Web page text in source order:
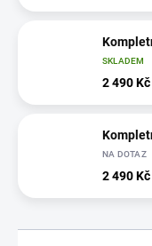
SKLADEM
2 490 Kč
NA DOTAZ
2 490 Kč